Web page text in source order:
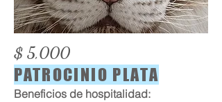
$ 5,000
PATROCINIO PLATA
Beneficios de hospitalidad: